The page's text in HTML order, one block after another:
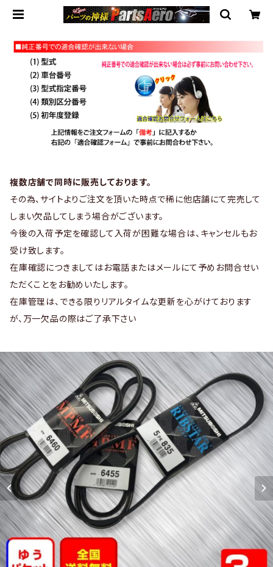
複数店舗で同時に販売しております。
その為、サイトよりご注文を頂いた時点で稀に他店舗にて完売して
しまい欠品してしまう場合がございます。
今後の入荷予定を確認して入荷が困難な場合は、キャンセルもお
受け致します。
在庫確認につきましてはお電話またはメールにて予めお問合せい
ただくことをお勧めいたします。
在庫管理は、できる限りリアルタイムな更新を心がけております
が、万一欠品の際はご了承下さい